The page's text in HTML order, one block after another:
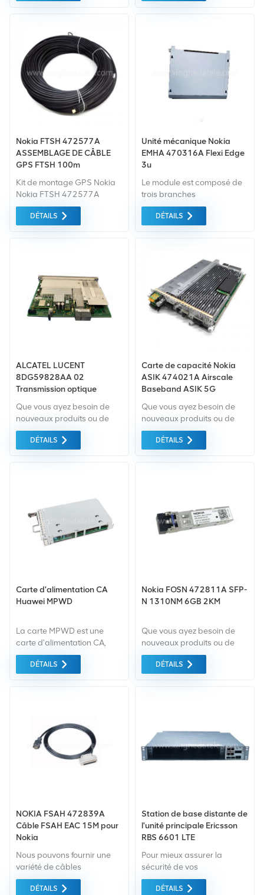
Nokia FTSH 472577A
ASSEMBLAGE DE CÂBLE
GPS FTSH 100m
Kit de montage GPS Nokia
Nokia FTSH 472577A
CÂBLE GPS ASSEMBLAGE
100m Pour Station de Base.
DÉTAILS
Unité mécanique Nokia
EMHA 470316A Flexi Edge
3u
Le module est composé de
trois branches
indépendantes, qui peut
simultanément envoyer et
DÉTAILS
ALCATEL LUCENT
8DG59828AA 02
Transmission optique
Que vous ayez besoin de
nouveaux produits ou de
produits rénovés, la
garantie complète est la
uniquement des
Tout cela est fourni au
meilleur prix possible.
DÉTAILS
Carte de capacité Nokia
ASIK 474021A Airscale
Baseband ASIK 5G
Que vous ayez besoin de
nouveaux produits ou de
produits rénovés, il faut une
approche globale Garantie
achetons uniquement des
meilleur prix possible.
DÉTAILS
Carte d'alimentation CA
Huawei MPWD
La carte MPWD est une
carte d'alimentation CA,
composée d'une unité
d'alimentation CA et une
carte alimente l'appareil et
l'alimentation de secours.
DÉTAILS
Nokia FOSN 472811A SFP-
N 1310NM 6GB 2KM
Que vous ayez besoin de
nouveaux produits ou de
produits rénovés, il faut une
approche globale Garantie
achetons uniquement des
l'environnement. Tout cela
est fourni au meilleur prix
possible.
DÉTAILS
NOKIA FSAH 472839A
Câble FSAH EAC 15M pour
Nokia
Nous pouvons fournir une
variété de câbles
d'avertissement Nokia
Nokia d'occasion et neufs.
DÉTAILS
Station de base distante de
l'unité principale Ericsson
RBS 6601 LTE
Pour mieux assurer la
sécurité de vos
marchandises,
professionnel, respectueux
DÉTAILS